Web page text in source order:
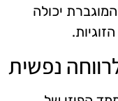
יכולה
נפשית